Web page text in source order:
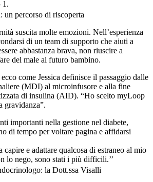
1.
un percorso di riscoperta
suscita molte emozioni. Nell’esperienza
di un team di supporto che aiuti a
abbastanza brava, non riuscire a
del male al futuro bambino.
come Jessica definisce il passaggio dalle
(MDI) al microinfusore e alla fine
di insulina (AID). “Ho scelto myLoop
gravidanza”.
importanti nella gestione nel diabete,
di tempo per voltare pagina e affidarsi
capire e adattare qualcosa di estraneo al mio
lo nego, sono stati i più difficili.’’
la Dott.ssa Visalli